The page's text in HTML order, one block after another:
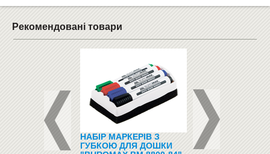
Рекомендовані товари
НАБІР МАРКЕРІВ З
ГУБКОЮ ДЛЯ ДОШКИ
ПІДЛОГОВІ